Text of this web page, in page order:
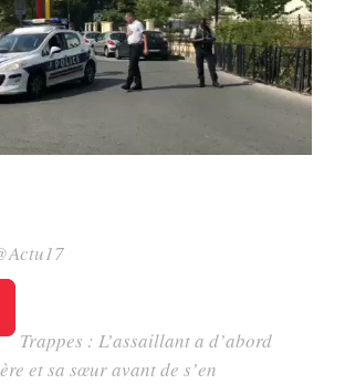
Trappes : L’assaillant a d’abord
et sa sœur avant de s’en